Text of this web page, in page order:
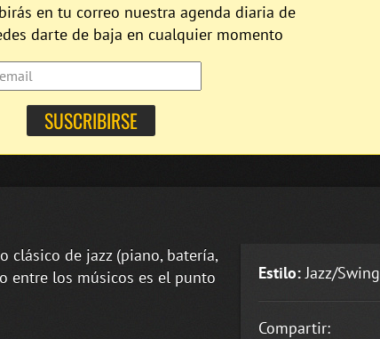
en tu correo nuestra agenda diaria de
darte de baja en cualquier momento
Estilo: Jazz/Swing
Compartir:
clásico de jazz (piano, batería,
entre los músicos es el punto